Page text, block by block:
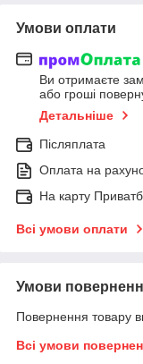
Умови оплати
Ви отримаєте
або гроші
Детальніше
Післяплата
Оплата на
На карту
Всі умови оплати
Умови
Повернення товару
Всі умови